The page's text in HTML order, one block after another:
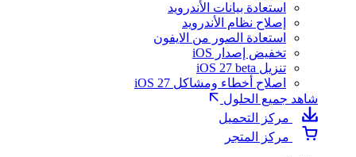
استعادة بيانات الأندرويد
إصلاح نظام الأندرويد
استعادة الصور من الايفون
تخفيض إصدار iOS
تنزيل iOS 27 beta
اصلاح أخطاء ومشاكل iOS 27
شاهد جميع الحلول
مركز التحميل
مركز المتجر